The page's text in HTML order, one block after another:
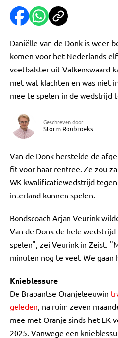
Daniëlle van de Donk is weer
komen voor het Nederlands
voetbalster uit Valkenswaard
met wat klachten en was niet
mee te spelen in de wedstrijd
Geschreven door
Storm Roubroeks
Van de Donk herstelde de
fit voor haar rentree. Ze zou
WK-kwalificatiewedstrijd
interland kunnen spelen.
Bondscoach Arjan Veurink
Van de Donk de hele
spelen", zei Veurink in Zeist.
minuten nog te veel. We gaan
Knieblessure
De Brabantse Oranjeleeuwin
geleden, na ruim zeven
mee met Oranje sinds het EK
2025. Vanwege een